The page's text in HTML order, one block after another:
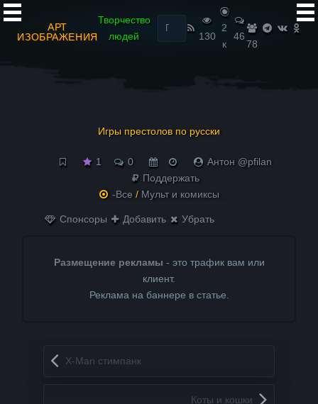
АРТ
ИЗОБРАЖЕНИЯ
Творчество
людей
Найти:
130
2
к
46
78
Игры престолов по русски
1 0
Антон @pfilan
Поддержать
-Все / Мульт и комиксы
Спонсоры Добавить Убрать
Размещение рекламы - это трафик вам или
клиент.
Реклама на баннере в статье.
Запись навигация
X-Man стимпанк
Коты и кошки